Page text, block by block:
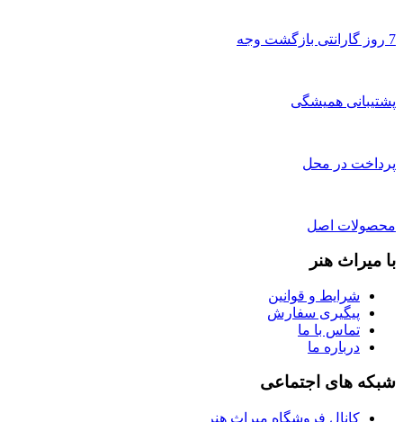
7 روز گارانتی بازگشت وجه
پشتیبانی همیشگی
پرداخت در محل
محصولات اصل
با میراث هنر
شرایط و قوانین
پیگیری سفارش
تماس با ما
درباره ما
شبکه های اجتماعی
کانال فروشگاه میراث هنر